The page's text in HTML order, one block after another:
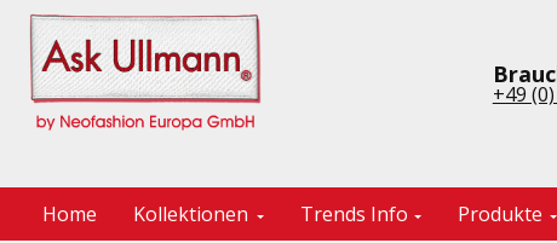
+49
Home Kollektionen Trends Info Produkte